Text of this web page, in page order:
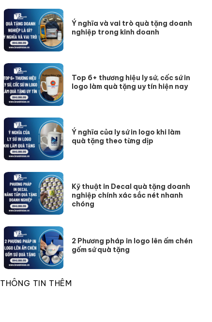
Ý nghĩa và vai trò quà tặng doanh
nghiệp trong kinh doanh
Top 6+ thương hiệu ly sứ, cốc sứ in
logo làm quà tặng uy tín hiện nay
Ý nghĩa của ly sứ in logo khi làm
quà tặng theo từng dịp
Kỹ thuật in Decal quà tặng doanh
nghiệp chính xác sắc nét nhanh
chóng
2 Phương pháp in logo lên ấm chén
gốm sứ quà tặng
THÔNG TIN THÊM